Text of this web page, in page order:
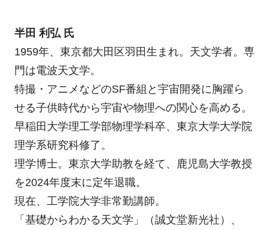
半田 利弘 氏
1959年、東京都大田区羽田生まれ。天文学者。専
門は電波天文学。
特撮・アニメなどのSF番組と宇宙開発に胸躍ら
せる子供時代から宇宙や物理への関心を高める。
早稲田大学理工学部物理学科卒、東京大学大学院
理学系研究科修了。
理学博士。東京大学助教を経て、鹿児島大学教授
を2024年度末に定年退職。
現在、工学院大学非常勤講師。
「基礎からわかる天文学」（誠文堂新光社）、